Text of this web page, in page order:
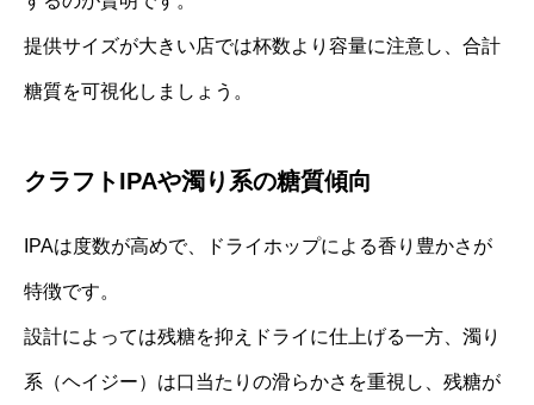
提供サイズが大きい店では杯数より容量に注意し、合計
糖質を可視化しましょう。
クラフトIPAや濁り系の糖質傾向
IPAは度数が高めで、ドライホップによる香り豊かさが
特徴です。
設計によっては残糖を抑えドライに仕上げる一方、濁り
系（ヘイジー）は口当たりの滑らかさを重視し、残糖が